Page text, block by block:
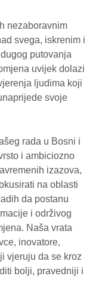
nezaboravnim
svega, iskrenim i
putovanja
uvijek dolazi
ljudima koji
svoje
rada u Bosni i
i ambiciozno
izazova,
na oblasti
da postanu
i održivog
Naša vrata
inovatore,
vjeruju da se kroz
bolji, pravedniji i